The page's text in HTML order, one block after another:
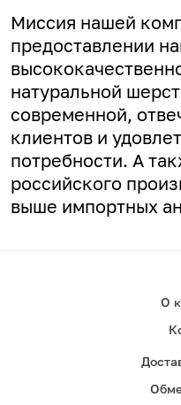
Миссия нашей
предоставлении
натуральной
современной,
клиентов и
потребности. А
российского
выше импортных
О